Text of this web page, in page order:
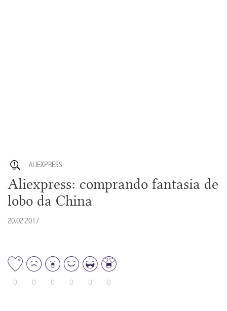
ALIEXPRESS
Aliexpress: comprando fantasia de
lobo da China
20.02.2017
0 0 0 0 0 0